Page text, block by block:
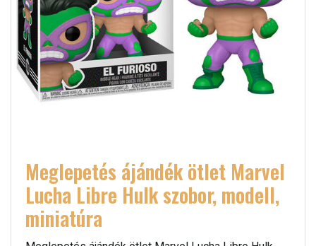
Meglepetés ájándék ötlet Marvel
Lucha Libre Hulk szobor, modell,
miniatúra